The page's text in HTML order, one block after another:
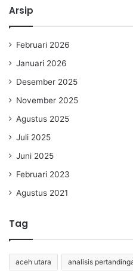
Arsip
Februari 2026
Januari 2026
Desember 2025
November 2025
Agustus 2025
Juli 2025
Juni 2025
Februari 2023
Agustus 2021
Tag
aceh utara analisis